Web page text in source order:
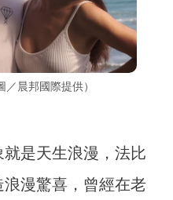
晨邦國際提供）
是天生浪漫，法比
漫驚喜，曾經在老